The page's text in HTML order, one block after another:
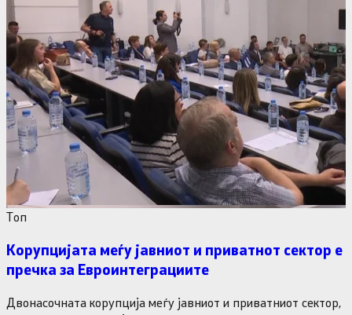
Tоп
Корупцијата меѓу јавниот и приватнот сектор е
пречка за Евроинтеграциите
Двонасочната корупција меѓу јавниот и приватниот сектор,